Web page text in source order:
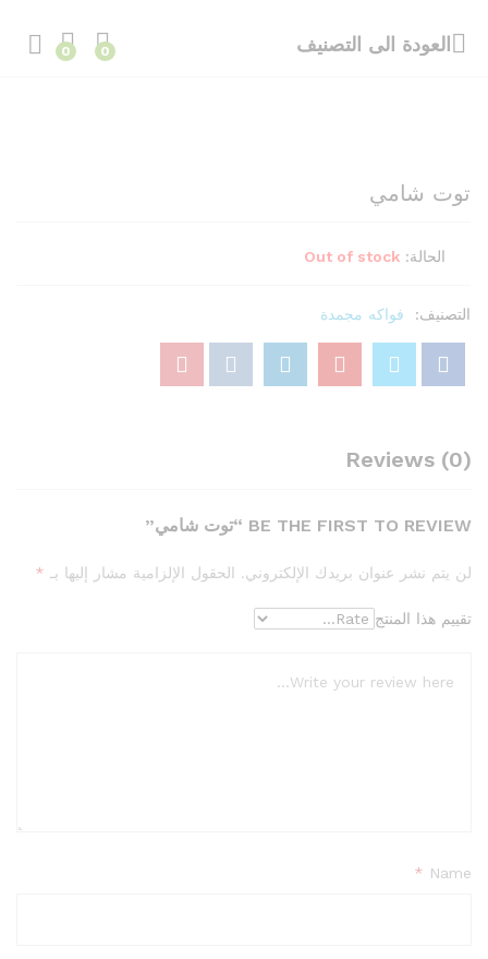
العودة الى التصنيف 0
0
توت شامي
الحالة: Out of stock
التصنيف: فواكه مجمدة
Reviews (0)
BE THE FIRST TO REVIEW “توت شامي”
لن يتم نشر عنوان بريدك الإلكتروني. الحقول الإلزامية مشار إليها بـ *
تقييم هذا المنتج
Name
*